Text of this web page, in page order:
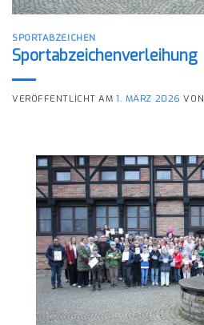
SPORTABZEICHEN
Sportabzeichenverleihung
VERÖFFENTLICHT AM1. MÄRZ 2026 VON